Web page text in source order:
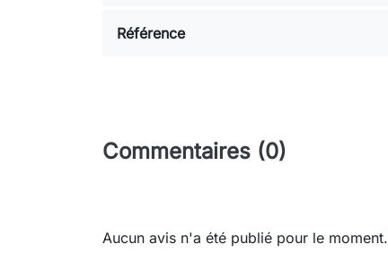
Référence
Commentaires (0)
Aucun avis n'a été publié pour le moment.